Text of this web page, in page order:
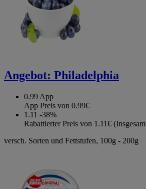
Angebot: Philadelphia
0.99 App
App Preis von 0.99€
1.11 -38%
Rabattierter Preis von 1.11€
versch. Sorten und Fettstufen, 100g - 200g